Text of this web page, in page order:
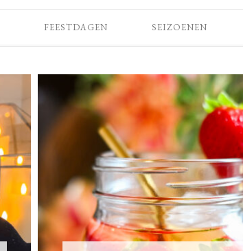
FEESTDAGEN SEIZOENEN